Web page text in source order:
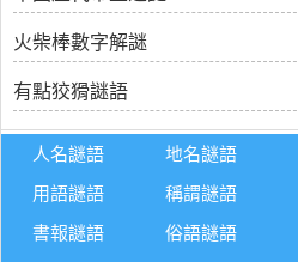
火柴棒數字解謎
有點狡猾謎語
人名謎語 地名謎語
用語謎語
稱謂謎語
書報謎語
俗語謎語